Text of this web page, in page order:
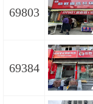
69803
69384